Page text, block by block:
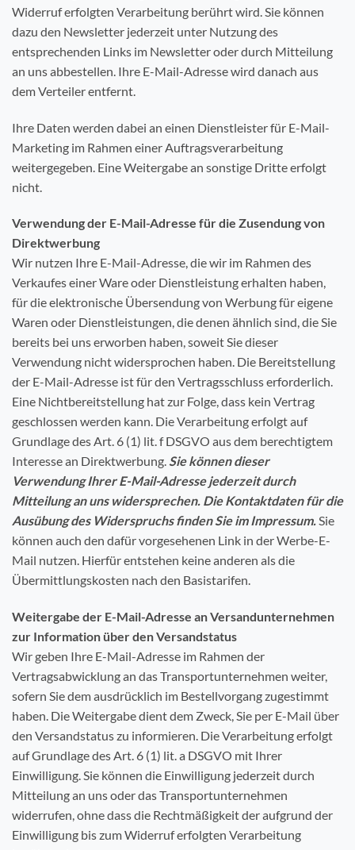
Widerruf erfolgten Verarbeitung berührt wird. Sie können
dazu den Newsletter jederzeit unter Nutzung des
entsprechenden Links im Newsletter oder durch Mitteilung
an uns abbestellen. Ihre E-Mail-Adresse wird danach aus
dem Verteiler entfernt.
Ihre Daten werden dabei an einen Dienstleister für E-Mail-
Marketing im Rahmen einer Auftragsverarbeitung
weitergegeben. Eine Weitergabe an sonstige Dritte erfolgt
nicht.
Verwendung der E-Mail-Adresse für die Zusendung von
Direktwerbung
Wir nutzen Ihre E-Mail-Adresse, die wir im Rahmen des
Verkaufes einer Ware oder Dienstleistung erhalten haben,
für die elektronische Übersendung von Werbung für eigene
Waren oder Dienstleistungen, die denen ähnlich sind, die Sie
bereits bei uns erworben haben, soweit Sie dieser
Verwendung nicht widersprochen haben. Die Bereitstellung
der E-Mail-Adresse ist für den Vertragsschluss erforderlich.
Eine Nichtbereitstellung hat zur Folge, dass kein Vertrag
geschlossen werden kann. Die Verarbeitung erfolgt auf
Grundlage des Art. 6 (1) lit. f DSGVO aus dem berechtigtem
Interesse an Direktwerbung.Sie können dieser
Verwendung Ihrer E-Mail-Adresse jederzeit durch
Mitteilung an uns widersprechen. Die Kontaktdaten für die
Ausübung des Widerspruchs finden Sie im Impressum.Sie
können auch den dafür vorgesehenen Link in der Werbe-E-
Mail nutzen. Hierfür entstehen keine anderen als die
Übermittlungskosten nach den Basistarifen.
Weitergabe der E-Mail-Adresse an Versandunternehmen
zur Information über den Versandstatus
Wir geben Ihre E-Mail-Adresse im Rahmen der
Vertragsabwicklung an das Transportunternehmen weiter,
sofern Sie dem ausdrücklich im Bestellvorgang zugestimmt
haben. Die Weitergabe dient dem Zweck, Sie per E-Mail über
den Versandstatus zu informieren. Die Verarbeitung erfolgt
auf Grundlage des Art. 6 (1) lit. a DSGVO mit Ihrer
Einwilligung. Sie können die Einwilligung jederzeit durch
Mitteilung an uns oder das Transportunternehmen
widerrufen, ohne dass die Rechtmäßigkeit der aufgrund der
Einwilligung bis zum Widerruf erfolgten Verarbeitung